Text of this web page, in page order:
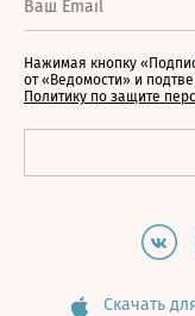
Нажимая кнопку
от «Ведомости» и
Политику по защите
Скачать